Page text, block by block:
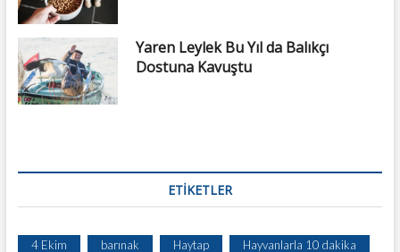
Yaren Leylek Bu Yıl da Balıkçı
Dostuna Kavuştu
ETIKETLER
4 Ekim barınak Haytap Hayvanlarla 10 dakika